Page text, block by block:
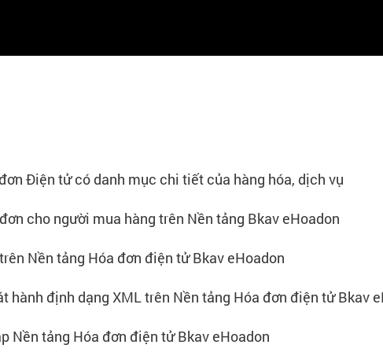
Điện tử có danh mục chi tiết của hàng hóa, dịch vụ
cho người mua hàng trên Nền tảng Bkav eHoadon
Nền tảng Hóa đơn điện tử Bkav eHoadon
hành định dạng XML trên Nền tảng Hóa đơn điện tử Bkav
Nền tảng Hóa đơn điện tử Bkav eHoadon